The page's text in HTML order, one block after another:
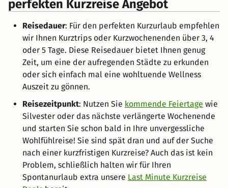
perfekten Kurzreise Angebot
Reisedauer: Für den perfekten Kurzurlaub empfehlen
wir Ihnen Kurztrips oder Kurzwochenenden über 3, 4
oder 5 Tage. Diese Reisedauer bietet Ihnen genug
Zeit, um eine der aufregenden Städte zu erkunden
oder sich einfach mal eine wohltuende Wellness
Auszeit zu gönnen.
Reisezeitpunkt: Nutzen Sie kommende Feiertage wie
Silvester oder das nächste verlängerte Wochenende
und starten Sie schon bald in Ihre unvergessliche
Wohlfühlreise! Sie sind spät dran und auf der Suche
nach einer kurzfristigen Kurzreise? Auch das ist kein
Problem, schließlich halten wir für Ihren
Spontanurlaub extra unsere Last Minute Kurzreise